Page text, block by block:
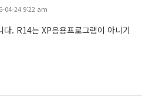
04-24 9:22 am
. R14는 XP응용프로그램이 아니기